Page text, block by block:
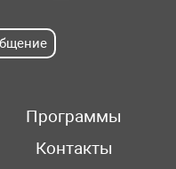
Программы
Контакты